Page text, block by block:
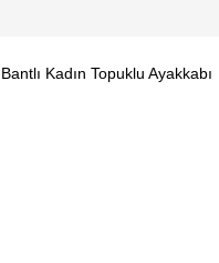
Kadın Topuklu Ayakkabı